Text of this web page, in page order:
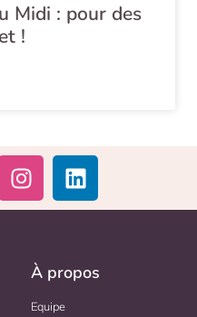
Midi : pour des
!
À propos
Equipe